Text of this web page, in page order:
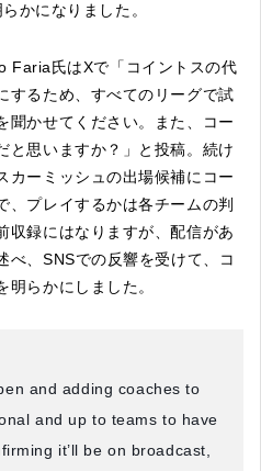
かになりました。
Faria氏はXで「コイントスの代
するため、すべてのリーグで試
聞かせてください。また、コー
と思いますか？」と投稿。続け
カーミッシュの出場候補にコー
、プレイするかは各チームの判
収録にはなりますが、配信があ
べ、SNSでの反響を受けて、コ
らかにしました。
and adding coaches to
and up to teams to have
it’ll be on broadcast,